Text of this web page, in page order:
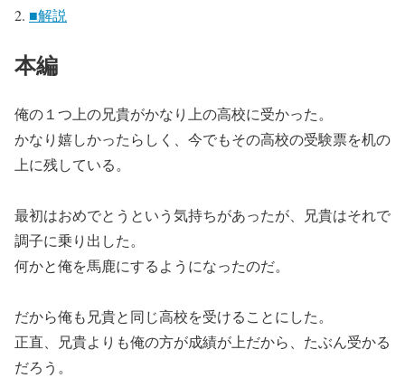
■解説
本編
俺の１つ上の兄貴がかなり上の高校に受かった。
かなり嬉しかったらしく、今でもその高校の受験票を机の
上に残している。
最初はおめでとうという気持ちがあったが、兄貴はそれで
調子に乗り出した。
何かと俺を馬鹿にするようになったのだ。
だから俺も兄貴と同じ高校を受けることにした。
正直、兄貴よりも俺の方が成績が上だから、たぶん受かる
だろう。